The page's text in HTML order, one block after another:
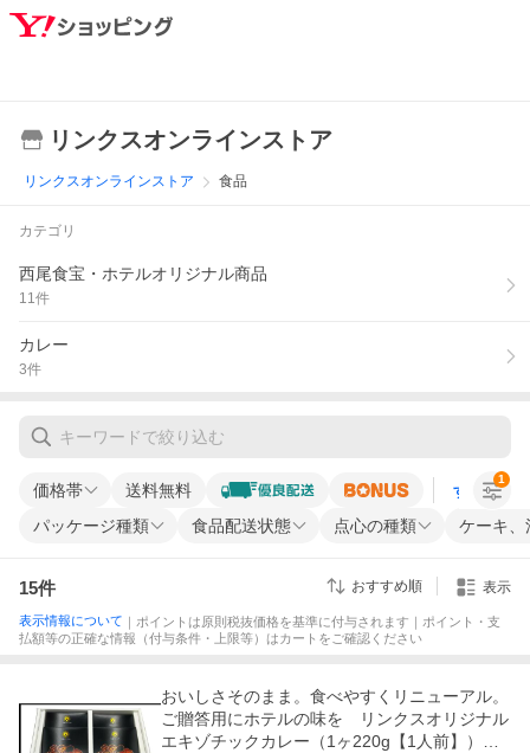
リンクスオンラインストア
リンクスオンラインストア 食品
カテゴリ
西尾食宝・ホテルオリジナル商品
11件
カレー
3件
価格帯 送料無料 すべての条
パッケージ種類 食品配送状態 点心の種類 ケーキ、
1
15件 おすすめ順 表示
表示情報について ｜ポイントは原則税抜価格を基準に付与されます｜ポイント・支
払額等の正確な情報（付与条件・上限等）はカートをご確認ください
おいしさそのまま。食べやすくリニューアル。
ご贈答用にホテルの味を リンクスオリジナル
エキゾチックカレー（1ヶ220g【1人前】）４